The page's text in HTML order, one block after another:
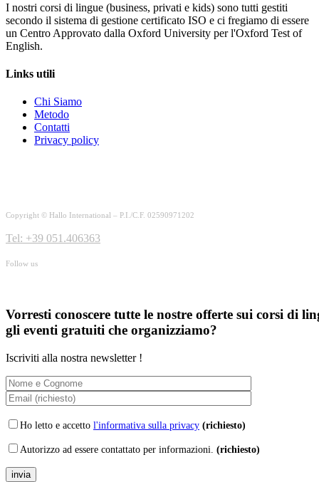
I nostri corsi di lingue (business, privati e kids) sono tutti gestiti
secondo il sistema di gestione certificato ISO e ci fregiamo di essere
un Centro Approvato dalla Oxford University per l'Oxford Test of
English.
Links utili
Chi Siamo
Metodo
Contatti
Privacy policy
Copyright © Hallo International – P.I./C.F. 02590971202
Tel: +39 051.406363
Follow us
Vorresti conoscere tutte le nostre offerte sui corsi di
gli eventi gratuiti che organizziamo?
Iscriviti alla nostra newsletter !
Ho letto e accetto l'informativa sulla privacy (richiesto)
Autorizzo ad essere contattato per informazioni. (richiesto)